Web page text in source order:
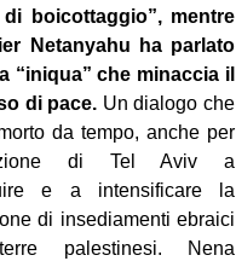
di boicottaggio”, mentre
Netanyahu ha parlato
“iniqua” che minaccia il
di pace. Un dialogo che
da tempo, anche per
di Tel Aviv a
e a intensificare la
di insediamenti ebraici
palestinesi. Nena